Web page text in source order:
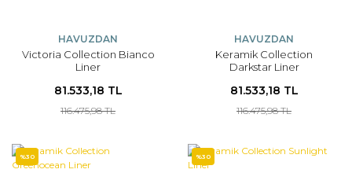
HAVUZDAN
Victoria Collection Bianco
Liner
81.533,18 TL
116.475,98 TL
HAVUZDAN
Keramik Collection
Darkstar Liner
81.533,18 TL
116.475,98 TL
%30 %30